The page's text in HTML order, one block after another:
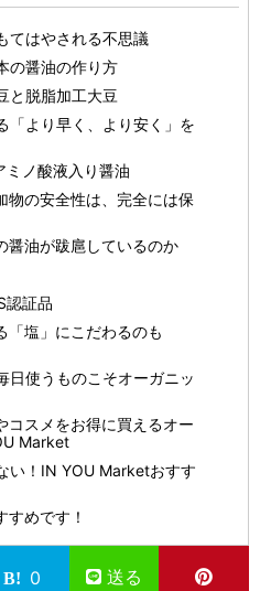
てはやされる不思議
醤油の作り方
と脱脂加工大豆
「より早く、より安く」を
ミノ酸液入り醤油
物の安全性は、完全には保
醤油が跋扈しているのか
認証品
「塩」にこだわるのも
使うものこそオーガニッ
コスメをお得に買えるオー
Market
い！IN YOU Marketおすす
すめです！
0 送る